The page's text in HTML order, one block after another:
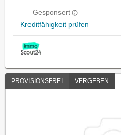
Gesponsert
Kreditfähigkeit prüfen
PROVISIONSFREI VERGEBEN